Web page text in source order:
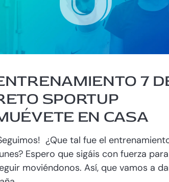
7
SPORTUP
EN CASA
¿Que tal fue el
Espero que sigáis con fuerza para
moviéndonos. Así, que vamos a